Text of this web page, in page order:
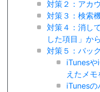
対策２：アカ
対策３：検索
対策４：消し
した項目」か
対策５：バッ
iTunes
えたメ
iTunes